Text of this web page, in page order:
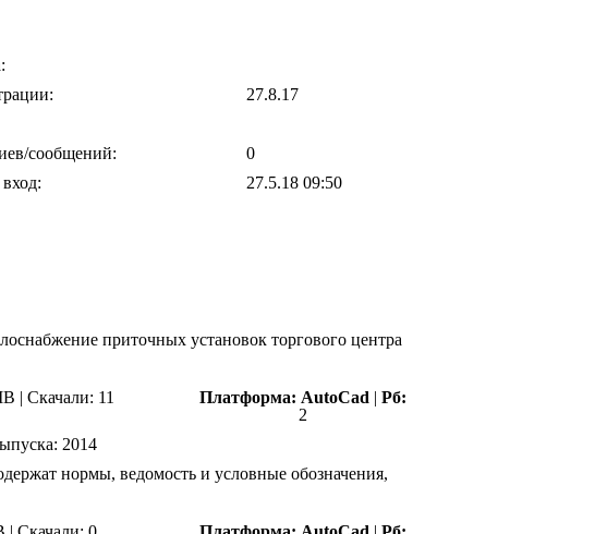
27.8.17
сообщений:
0
27.5.18 09:50
приточных установок торгового центра
| Скачали: 11 Платформа: AutoCad | Рб:
2
2014
нормы, ведомость и условные обозначения,